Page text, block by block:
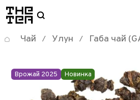
логотип
Чай / Улун / Габа чай
Врожай 2025 Новинка